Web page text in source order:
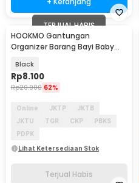
TERJUAL HABIS
HOOKMO Gantungan
Organizer Barang Bayi Baby
Black
Rp8.100
Rp20.900 62%
Online JKTP
JKTB
JKTU
TGR CKP
PBKS
PDPK
Lihat Ketersediaan Stok
Terjual Habis